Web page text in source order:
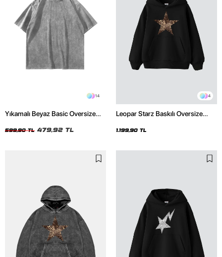
14
Yıkamalı Beyaz Basic Oversize
599,90 TL 479,92 TL
4
Leopar Starz Baskılı Oversize
1.199,90 TL